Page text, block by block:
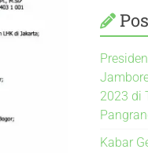
2023 di
Kabar